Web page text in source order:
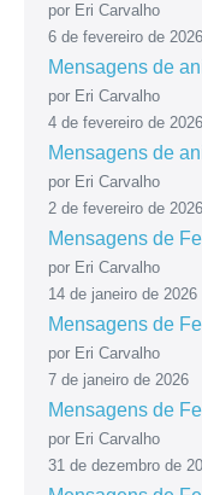
por Eri Carvalho
6 de fevereiro de 2026
Mensagens de
por Eri Carvalho
4 de fevereiro de 2026
Mensagens de
por Eri Carvalho
2 de fevereiro de 2026
Mensagens de
por Eri Carvalho
14 de janeiro de 2026
Mensagens de
por Eri Carvalho
7 de janeiro de 2026
Mensagens de
por Eri Carvalho
31 de dezembro de